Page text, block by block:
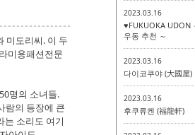
미도리씨. 이 두
미용패션전문
명의 소녀들.
람의 등장에 큰
는 소리도 여기
2023.03.16
♥FUKUOKA UDON
우동 추천 ～
2023.03.16
다이코쿠야 (大國屋)
2023.03.16
후쿠류켄 (福龍軒)